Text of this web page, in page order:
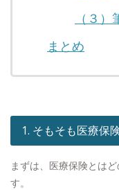
（３
まとめ
1. そもそも医療保
まずは、医療保険とは
す。